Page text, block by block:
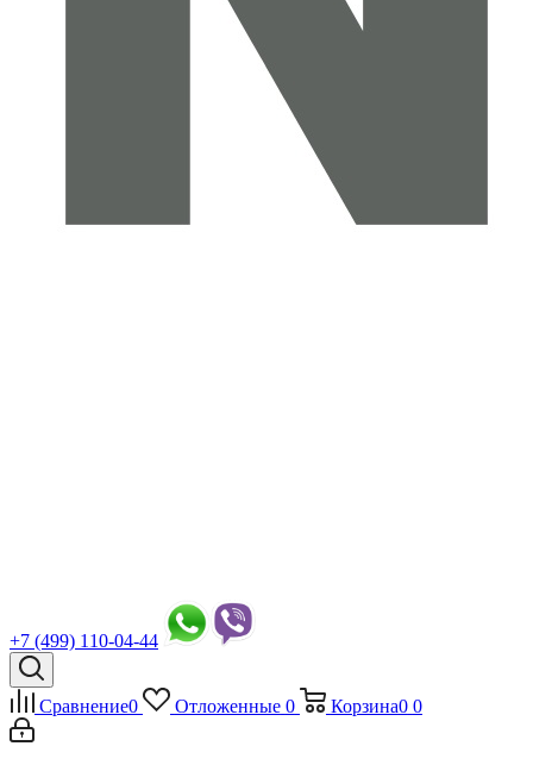
+7 (499) 110-04-44
Сравнение0 Отложенные 0 Корзина0 0